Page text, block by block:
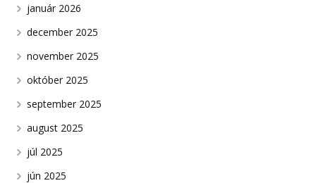
január 2026
december 2025
november 2025
október 2025
september 2025
august 2025
júl 2025
jún 2025